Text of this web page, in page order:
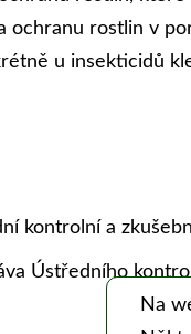
rostlin v
u insekticidů
kontrolní a
Ústředního
Na